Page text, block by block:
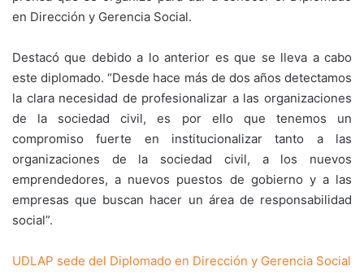
en Dirección y Gerencia Social.
Destacó que debido a lo anterior es que se lleva a cabo
este diplomado. “Desde hace más de dos años detectamos
la clara necesidad de profesionalizar a las organizaciones
de la sociedad civil, es por ello que tenemos un
compromiso fuerte en institucionalizar tanto a las
organizaciones de la sociedad civil, a los nuevos
emprendedores, a nuevos puestos de gobierno y a las
empresas que buscan hacer un área de responsabilidad
social”.
UDLAP sede del Diplomado en Dirección y Gerencia Social